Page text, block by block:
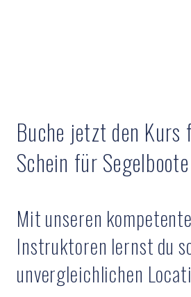
Buche jetzt den Kurs
Schein für Segelboote
Mit unseren
Instruktoren lernst du
unvergleichlichen